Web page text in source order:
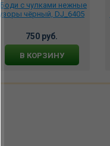
*Боди с чулками нежные
узоры чёрный, DJ_6405
750 руб.
В КОРЗИНУ